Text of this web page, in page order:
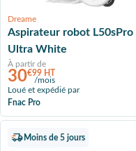
Dreame
Aspirateur robot L50sPro
Ultra White
À partir de
30€99 HT
/mois
Loué et expédié par
Fnac Pro
Moins de 5 jours